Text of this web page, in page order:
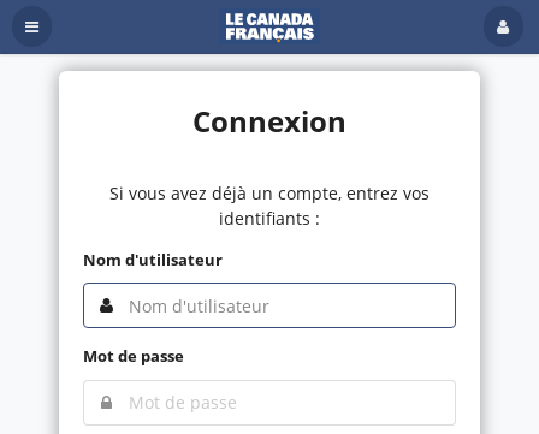
Connexion
Si vous avez déjà un compte, entrez vos
identifiants :
Nom d'utilisateur
Mot de passe